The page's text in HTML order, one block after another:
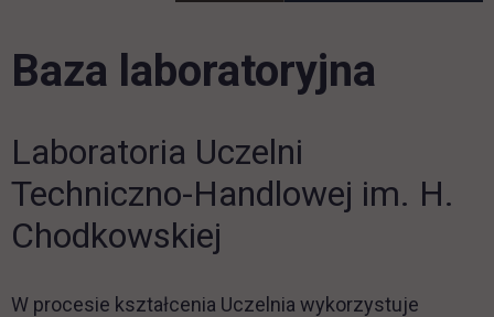
Baza laboratoryjna
Laboratoria Uczelni
Techniczno-Handlowej im. H.
Chodkowskiej
W procesie kształcenia Uczelnia wykorzystuje